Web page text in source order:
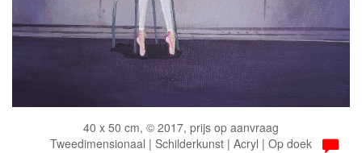
40 x 50 cm, © 2017, prijs op aanvraag
Tweedimensionaal | Schilderkunst | Acryl | Op doek